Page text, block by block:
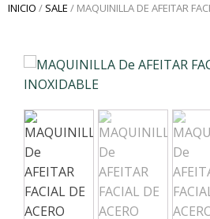
INICIO / SALE / MAQUINILLA DE AFEITAR